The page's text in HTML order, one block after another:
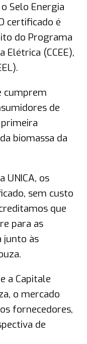
Selo Energia
certificado é
do Programa
Elétrica (CCEE),
cumprem
de
biomassa da
UNICA, os
sem custo
que
para as
junto às
a Capitale
o mercado
fornecedores,
de